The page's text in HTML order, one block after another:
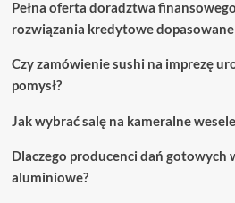
Pełna oferta doradztwa
rozwiązania kredytowe
Czy zamówienie sushi na imprezę
pomysł?
Jak wybrać salę na kameralne
Dlaczego producenci dań gotowych
aluminiowe?